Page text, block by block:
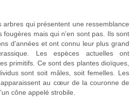
qui présentent une ressemblance
fougères mais qui n'en sont pas. Ils sont
d'années et ont connu leur plus grand
Les espèces actuelles ont
primitifs. Ce sont des plantes dioïques,
sont soit mâles, soit femelles. Les
au cœur de la couronne de
cône appelé strobile.